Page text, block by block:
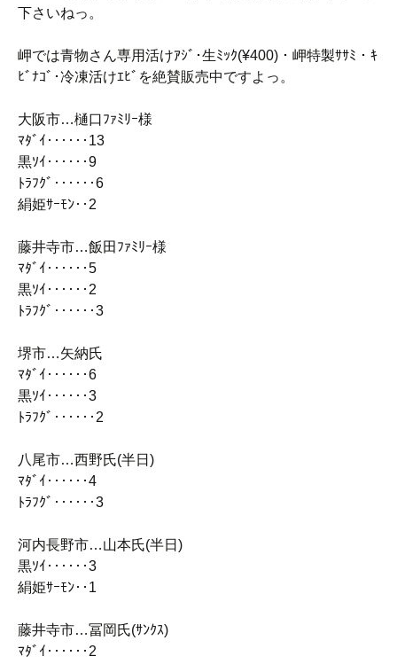
下さいねっ。
岬では青物さん専用活けｱｼﾞ･生ﾐｯｸ(¥400)・岬特製ｻｻﾐ・ｷ
ﾋﾞﾅｺﾞ･冷凍活けｴﾋﾞを絶賛販売中ですよっ。
大阪市…樋口ﾌｧﾐﾘｰ様
ﾏﾀﾞｲ‥‥‥13
黒ｿｲ‥‥‥9
ﾄﾗﾌｸﾞ‥‥‥6
絹姫ｻｰﾓﾝ‥2
藤井寺市…飯田ﾌｧﾐﾘｰ様
ﾏﾀﾞｲ‥‥‥5
黒ｿｲ‥‥‥2
ﾄﾗﾌｸﾞ‥‥‥3
堺市…矢納氏
ﾏﾀﾞｲ‥‥‥6
黒ｿｲ‥‥‥3
ﾄﾗﾌｸﾞ‥‥‥2
八尾市…西野氏(半日)
ﾏﾀﾞｲ‥‥‥4
ﾄﾗﾌｸﾞ‥‥‥3
河内長野市…山本氏(半日)
黒ｿｲ‥‥‥3
絹姫ｻｰﾓﾝ‥1
藤井寺市…冨岡氏(ｻﾝｸｽ)
ﾏﾀﾞｲ‥‥‥2